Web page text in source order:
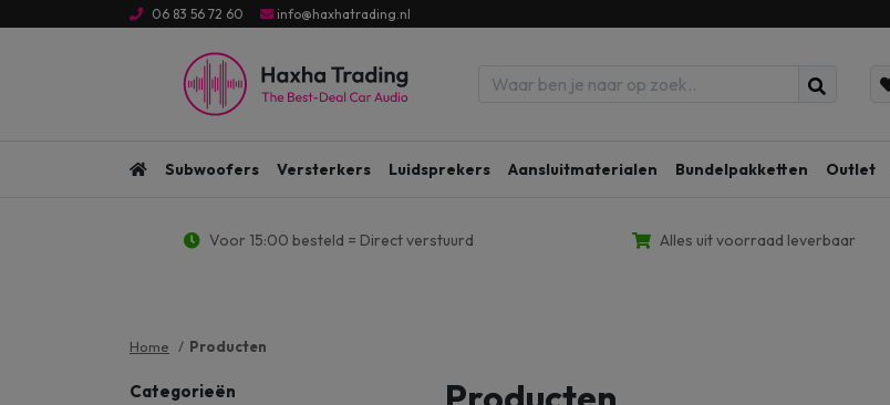
06 83 56 72 60 info@haxhatrading.nl
Subwoofers Versterkers Luidsprekers Aansluitmaterialen Bundelpakketten Outlet
Voor 15:00 besteld = Direct verstuurd Alles uit voorraad leverbaar
Home Producten
Categorieën